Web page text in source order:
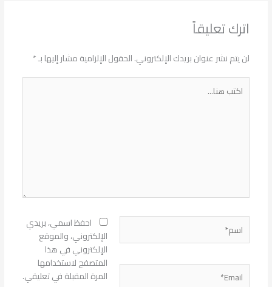
اترك تعليقاً
لن يتم نشر عنوان بريدك الإلكتروني.الحقول الإلزامية مشار إليها بـ*
هنا...
Email*
احفظ اسمي، بريدي
الإلكتروني، والموقع
الإلكتروني في هذا
المتصفح لاستخدامها
المرة المقبلة في تعليقي.